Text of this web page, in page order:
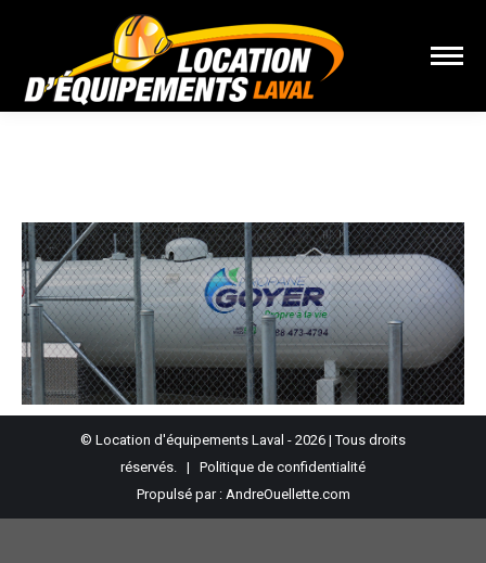
© Location d'équipements Laval - 2026 | Tous droits
réservés. | Politique de confidentialité
Propulsé par : AndreOuellette.com